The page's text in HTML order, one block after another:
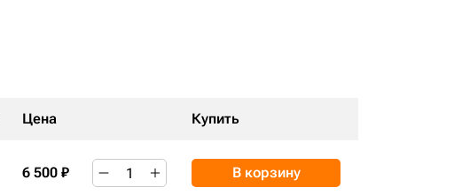
Цена Купить
6 500 ₽ В корзину